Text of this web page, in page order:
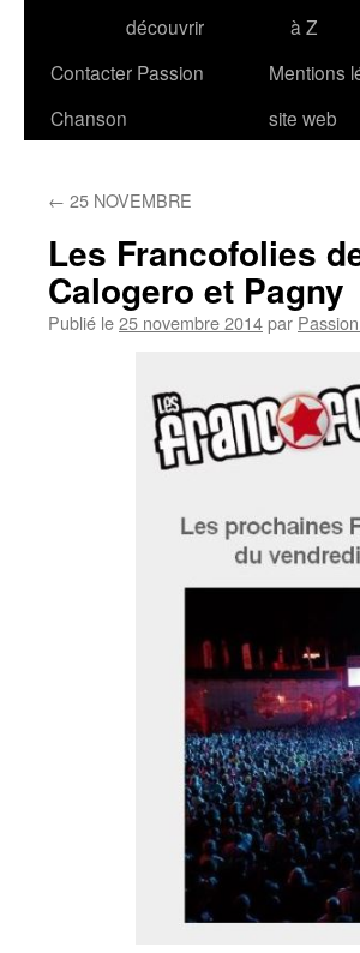
découvrir
à Z
Contacter Passion
Chanson
Mentions
site web
← 25 NOVEMBRE
Les Francofolies
Calogero et Pagny
Publié le25 novembre 2014par